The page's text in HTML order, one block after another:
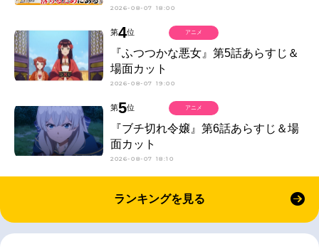
2026-08-07 18:00
第4位
『ふつつかな悪女』第5話あらすじ＆
場面カット
2026-08-07 19:00
アニメ
第5位
『ブチ切れ令嬢』第6話あらすじ＆場
面カット
2026-08-07 18:10
アニメ
ランキングを見る